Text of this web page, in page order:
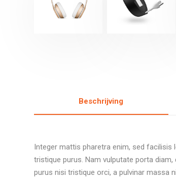
Beschrijving
Integer mattis pharetra enim, sed
tristique purus. Nam vulputate porta
purus nisi tristique orci, a pulvinar massa